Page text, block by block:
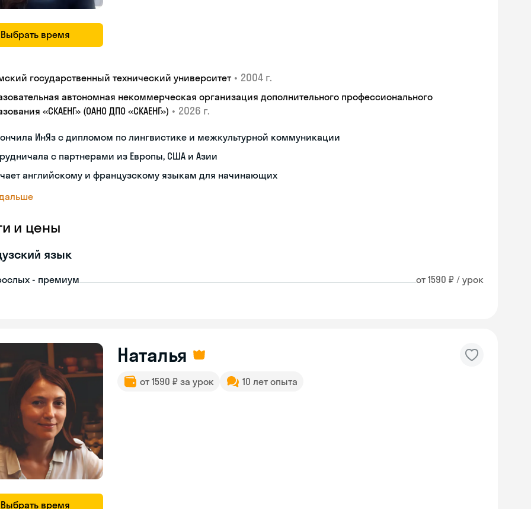
Выбрать время
государственный технический университет • 2004 г.
автономная некоммерческая организация дополнительного профессионального
«СКАЕНГ» (ОАНО ДПО «СКАЕНГ») • 2026 г.
ИнЯз с дипломом по лингвистике и межкультурной коммуникации
с партнерами из Европы, США и Азии
английскому и французскому языкам для начинающих
и цены
язык
- премиум от 1590 ₽ / урок
Выбрать время
Наталья
от 1590 ₽ за урок 10 лет опыта